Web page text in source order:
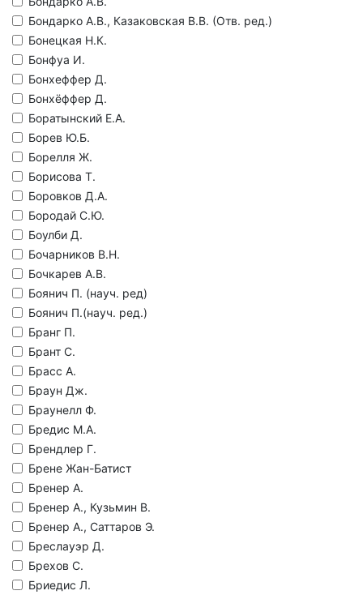
Бондарко А.В., Казаковская В.В. (Отв. ред.)
Бонецкая Н.К.
Бонфуа И.
Бонхеффер Д.
Бонхёффер Д.
Боратынский Е.А.
Борев Ю.Б.
Борелля Ж.
Борисова Т.
Боровков Д.А.
Бородай С.Ю.
Боулби Д.
Бочарников В.Н.
Бочкарев А.В.
Боянич П. (науч. ред)
Боянич П.(науч. ред.)
Бранг П.
Брант С.
Брасс А.
Браун Дж.
Браунелл Ф.
Бредис М.А.
Брендлер Г.
Брене Жан-Батист
Бренер А.
Бренер А., Кузьмин В.
Бренер А., Саттаров Э.
Бреслауэр Д.
Брехов С.
Бриедис Л.